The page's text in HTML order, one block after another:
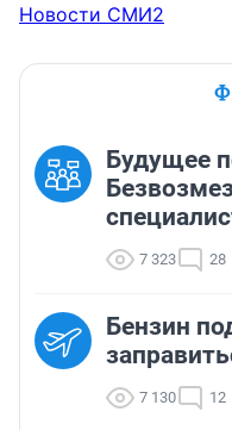
Новости СМИ2
Будущее
7 323 28
Бензин
7 130 12